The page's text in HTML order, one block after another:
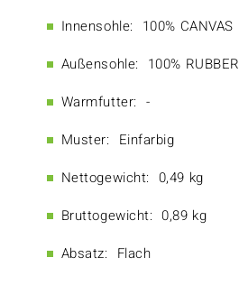
Innensohle: 100% CANVAS
Außensohle: 100% RUBBER
Warmfutter: -
Muster: Einfarbig
Nettogewicht: 0,49 kg
Bruttogewicht: 0,89 kg
Absatz: Flach